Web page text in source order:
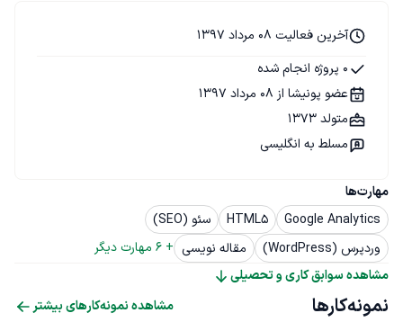
مهارت‌ها
Google Analytics
HTML5
سئو (SEO)
وردپرس (WordPress)
مقاله نویسی +
6 مهارت دیگر
مشاهده سوابق کاری و تحصیلی
آخرین فعالیت 08 مرداد 1397
0 پروژه انجام شده
عضو پونیشا از 08 مرداد 1397
متولد 1373
مسلط به انگلیسی
نمونه‌کارها مشاهده نمونه‌کارهای بیشتر